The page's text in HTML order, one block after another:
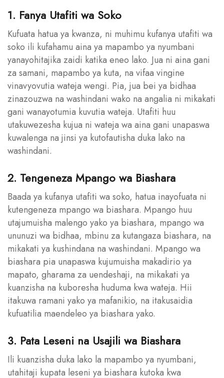
1. Fanya Utafiti wa Soko
Kufuata hatua ya kwanza, ni muhimu kufanya utafiti wa
soko ili kufahamu aina ya mapambo ya nyumbani
yanayohitajika zaidi katika eneo lako. Jua ni aina gani
za samani, mapambo ya kuta, na vifaa vingine
vinavyovutia wateja wengi. Pia, jua bei ya bidhaa
zinazouzwa na washindani wako na angalia ni mikakati
gani wanayotumia kuvutia wateja. Utafiti huu
utakuwezesha kujua ni wateja wa aina gani unapaswa
kuwalenga na jinsi ya kutofautisha duka lako na
washindani.
2. Tengeneza Mpango wa Biashara
Baada ya kufanya utafiti wa soko, hatua inayofuata ni
kutengeneza mpango wa biashara. Mpango huu
utajumuisha malengo yako ya biashara, mpango wa
ununuzi wa bidhaa, mbinu za kutangaza biashara, na
mikakati ya kushindana na washindani. Mpango wa
biashara pia unapaswa kujumuisha makadirio ya
mapato, gharama za uendeshaji, na mikakati ya
kuanzisha na kuboresha huduma kwa wateja. Hii
itakuwa ramani yako ya mafanikio, na itakusaidia
kufuatilia maendeleo ya biashara yako.
3. Pata Leseni na Usajili wa Biashara
Ili kuanzisha duka lako la mapambo ya nyumbani,
utahitaji kupata leseni ya biashara kutoka kwa